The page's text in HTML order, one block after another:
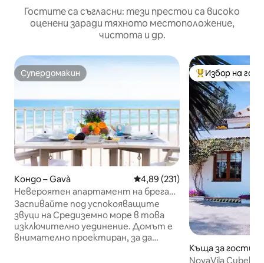
Гостите са съгласни: тези престои са високо
оценени заради тяхното местоположение,
чистота и др.
Супердомакин
Супердомакин
Кондо – Gavà Средна оценка: 4,89 от 5,
4,89 (231)
Невероятен апартамент на брега
на морето, три балкона, изглед към
морето
Заспивайте под успокояващите
звуци на Средиземно море в това
изключително уединение. Домът е
внимателно проектиран, за да
Най-популярен
Избор на
Къща за гости –